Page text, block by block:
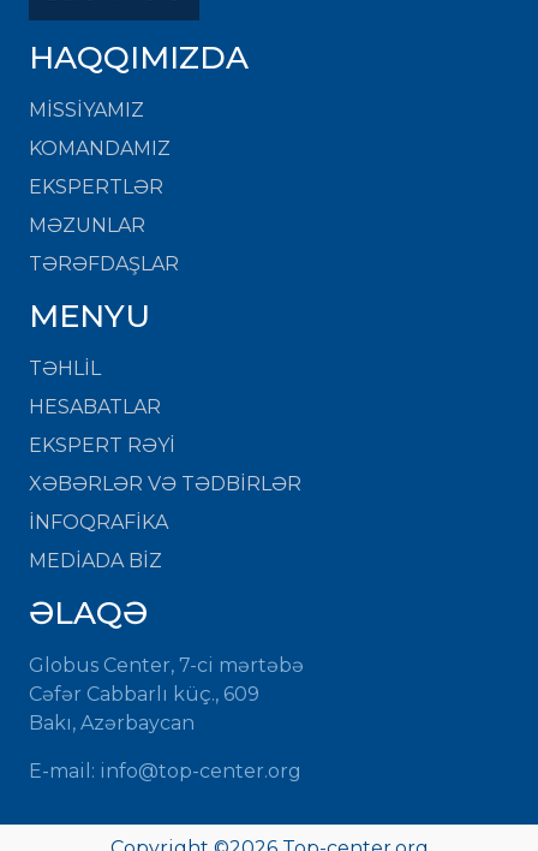
HAQQIMIZDA
MISSIYAMIZ
KOMANDAMIZ
EKSPERTLƏR
MƏZUNLAR
TƏRƏFDAŞLAR
MENYU
TƏHLİL
HESABATLAR
EKSPERT RƏYİ
XƏBƏRLƏR VƏ TƏDBİRLƏR
İNFOQRAFİKA
MEDİADA BİZ
ƏLAQƏ
Globus Center, 7-ci mərtəbə
Cəfər Cabbarlı küç., 609
Bakı, Azərbaycan
E-mail: info@top-center.org